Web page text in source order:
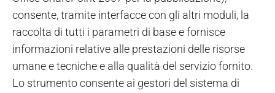
consente, tramite interfacce con gli altri moduli, la
raccolta di tutti i parametri di base e fornisce
informazioni relative alle prestazioni delle risorse
umane e tecniche e alla qualità del servizio fornito.
Lo strumento consente ai gestori del sistema di